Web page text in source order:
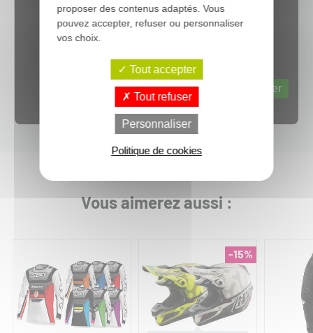
Autoriser
Vous aimerez aussi :
-15%
proposer des contenus adaptés. Vous
pouvez accepter, refuser ou personnaliser
vos choix.
Tout accepter
Tout refuser
Personnaliser
Politique de cookies